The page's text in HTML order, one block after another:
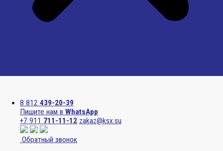
8 812 439-20-39
Пишите нам в WhatsApp
+7 911 711-11-12 zakaz@ksx.su
Обратный звонок